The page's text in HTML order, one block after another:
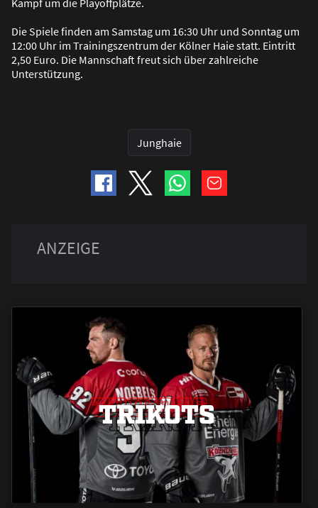
Kampf um die Playoffplätze.
Die Spiele finden am Samstag um 16:30 Uhr und Sonntag um
12:00 Uhr im Trainingszentrum der Kölner Haie statt. Eintritt
2,50 Euro. Die Mannschaft freut sich über zahlreiche
Unterstützung.
Junghaie
TRIKOTS
TRIKOTS
TRIKOTS